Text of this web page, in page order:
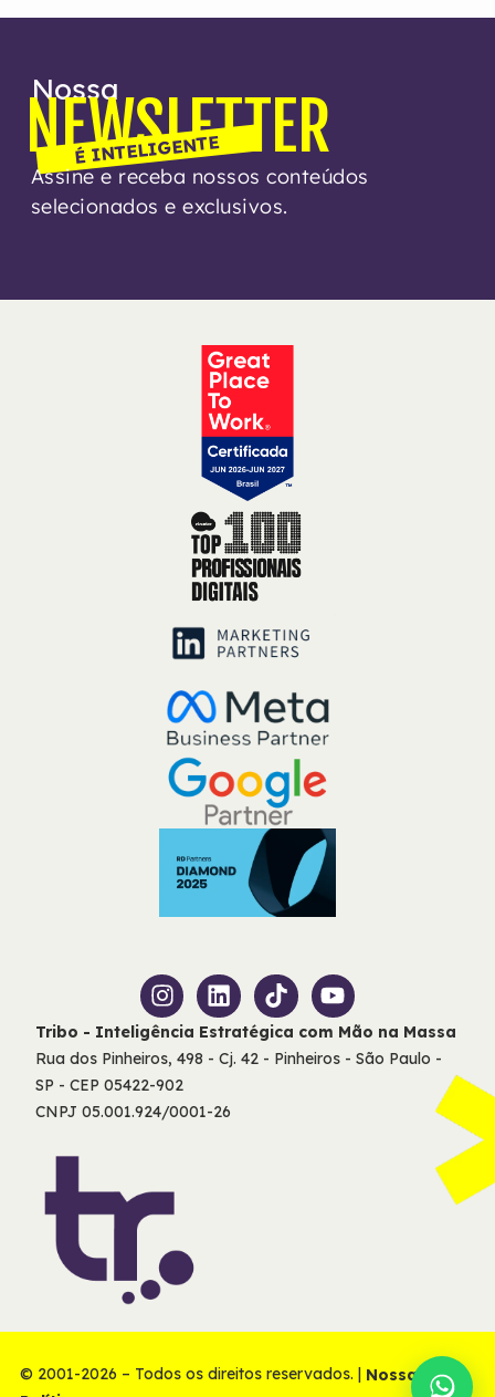
Nossa
NEWSLETTER
É INTELIGENTE
Assine e receba nossos conteúdos
selecionados e exclusivos.
Tribo - Inteligência Estratégica com Mão na Massa
Rua dos Pinheiros, 498 - Cj. 42 - Pinheiros - São Paulo -
SP - CEP 05422-902
CNPJ 05.001.924/0001-26
© 2001-2026 – Todos os direitos reservados. | Nossas